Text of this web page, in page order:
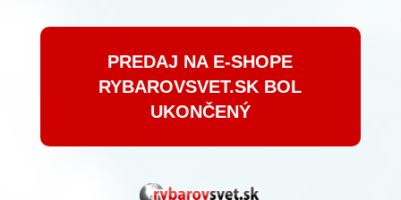
PREDAJ NA E-SHOPE
RYBAROVSVET.SK BOL
UKONČENÝ